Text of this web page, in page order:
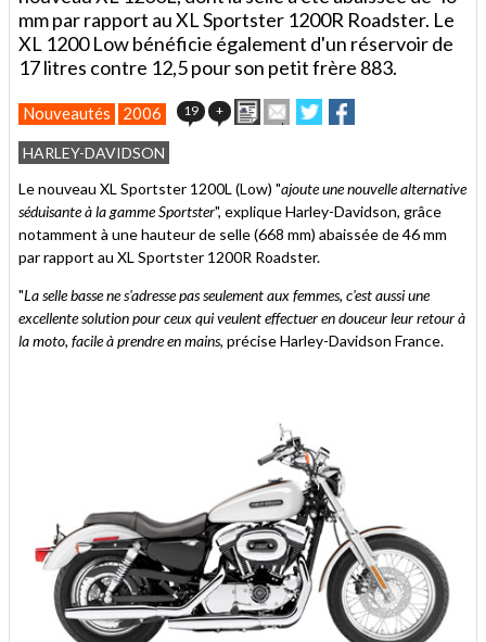
mm par rapport au XL Sportster 1200R Roadster. Le
XL 1200 Low bénéficie également d'un réservoir de
17 litres contre 12,5 pour son petit frère 883.
Nouveautés 2006 19 + ImprimerEnvoyer
cet
un
ami
Partager
sur
sur
HARLEY-DAVIDSON
Le nouveau XL Sportster 1200L (Low) "ajoute une nouvelle alternative
séduisante à la gamme Sportster", explique Harley-Davidson, grâce
notamment à une hauteur de selle (668 mm) abaissée de 46 mm
par rapport au XL Sportster 1200R Roadster.
"La selle basse ne s'adresse pas seulement aux femmes, c'est aussi une
excellente solution pour ceux qui veulent effectuer en douceur leur retour à
la moto, facile à prendre en mains, précise Harley-Davidson France.